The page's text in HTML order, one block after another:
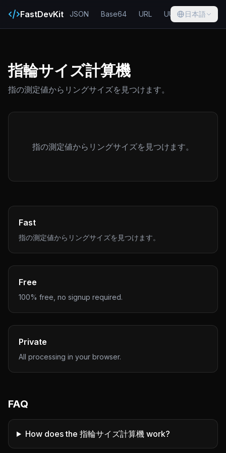
FastDevKit JSON Base64 URL UUID Hash
日本語
指輪サイズ計算機
指の測定値からリングサイズを見つけます。
指の測定値からリングサイズを見つけます。
Fast
指の測定値からリングサイズを見つけます。
Free
100% free, no signup required.
Private
All processing in your browser.
FAQ
How does the 指輪サイズ計算機 work?